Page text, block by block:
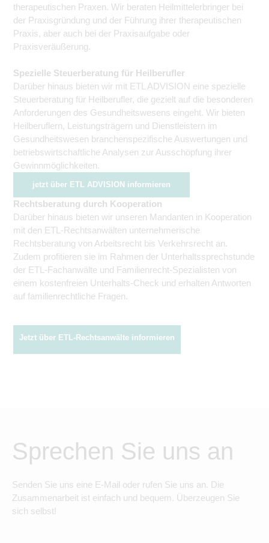
therapeutischen Praxen. Wir beraten Heilmittelerbringer bei
der Praxisgründung und der Führung ihrer therapeutischen
Praxis, aber auch bei der Praxisaufgabe oder
Praxisveräußerung.
Spezielle Steuerberatung für Heilberufler
Darüber hinaus bieten wir mit ETL ADVISION eine spezielle
Steuerberatung für Heilberufler, die gezielt auf die besonderen
Anforderungen des Gesundheitswesens eingeht. Wir bieten
Heilberuflern, Leistungsträgern und Dienstleistern im
Gesundheitswesen branchenspezifische Auswertungen und
betriebswirtschaftliche Analysen zur Ausschöpfung ihrer
Gewinnmöglichkeiten.
jetzt über ETL ADVISION informieren
Rechtsberatung durch Kooperation
Darüber hinaus bieten wir unseren Mandanten in Kooperation
mit den ETL-Rechtsanwälten unternehmerische
Rechtsberatung von Arbeitsrecht bis Verkehrsrecht an.
Zudem profitieren sie im Rahmen der Unterhalts­sprechstunde
der ETL-Fachanwälte und Familienrecht-Spezialisten von
einem kostenfreien Unterhalts-Check und erhalten Antworten
auf familienrechtliche Fragen.
Jetzt über ETL-Rechtsanwälte informieren
Sprechen Sie uns an
Senden Sie uns eine E-Mail oder rufen Sie uns an. Die
Zusammenarbeit ist einfach und bequem. Überzeugen Sie
sich selbst!